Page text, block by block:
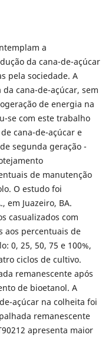
a
da cana-de-açúcar
pela sociedade. A
cana-de-açúcar, sem
de energia na
se com este trabalho
cana-de-açúcar e
segunda geração -
de manutenção
O estudo foi
em Juazeiro, BA.
casualizados com
aos percentuais de
0, 25, 50, 75 e 100%,
ciclos de cultivo.
remanescente após
de bioetanol. A
açúcar na colheita foi
remanescente
apresenta maior